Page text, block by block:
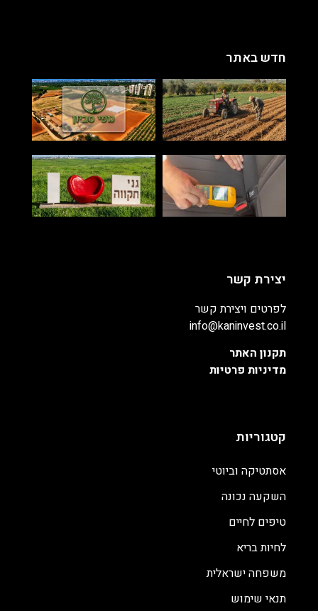
חדש באתר
יצירת קשר
לפרטים ויצירת קשר
info@kaninvest.co.il
תקנון האתר
מדיניות פרטיות
קטגוריות
אסתטיקה וביוטי
השקעה נכונה
טיפים לחיים
לחיות בריא
משפחה ישראלית
תנאי שימוש